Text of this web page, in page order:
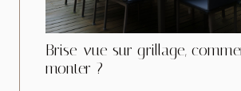
Brise-vue sur grillage,
monter ?